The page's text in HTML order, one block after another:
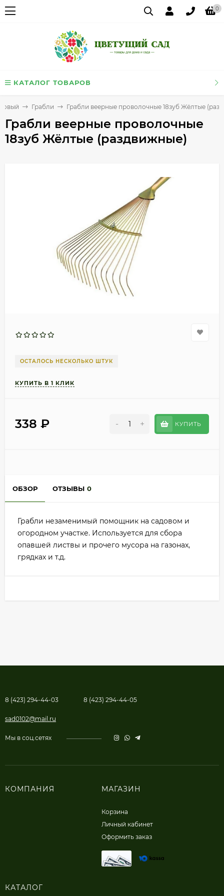
0
КАТАЛОГ ТОВАРОВ
Грабли Грабли веерные проволочные 18зуб Жёлтые
Грабли веерные проволочные
18зуб Жёлтые (раздвижные)
ОСТАЛОСЬ НЕСКОЛЬКО ШТУК
338 ₽ - + КУПИТЬ
ОБЗОР ОТЗЫВЫ 0
Грабли незаменимый помощник на садовом и
огородном участке. Используется для сбора
опавшей листвы и прочего мусора на газонах,
грядках и т.д.
8 (423) 294-44-03 8 (423) 294-44-05
sad0102@mail.ru
Мы в соц.сетях
КОМПАНИЯ МАГАЗИН
Корзина
Личный кабинет
Оформить заказ
КАТАЛОГ